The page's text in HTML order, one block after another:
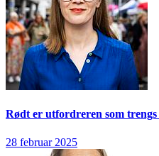
Rødt er utfordreren som trengs
28 februar 2025